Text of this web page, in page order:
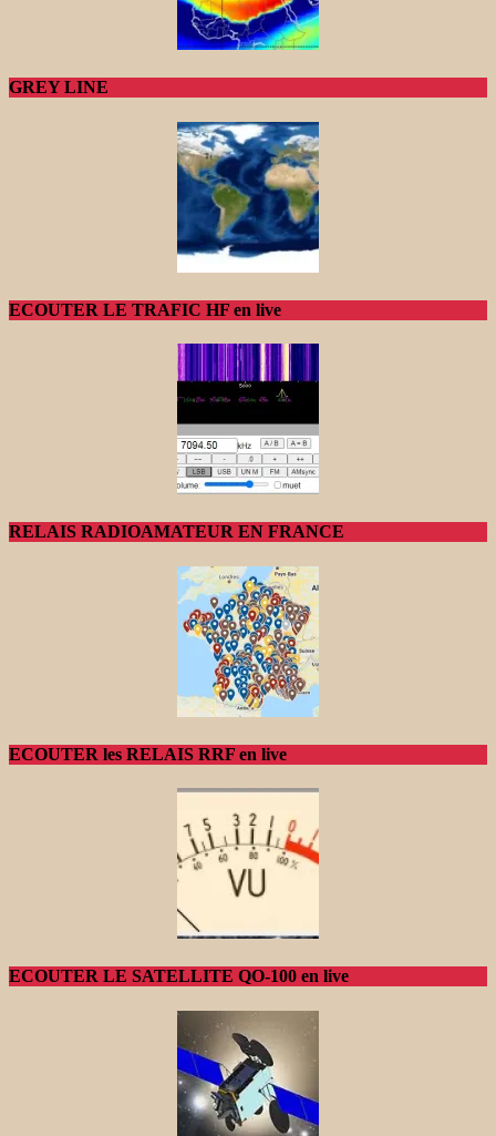
GREY LINE
ECOUTER LE TRAFIC HF en live
RELAIS RADIOAMATEUR EN FRANCE
ECOUTER les RELAIS RRF en live
ECOUTER LE SATELLITE QO-100 en live